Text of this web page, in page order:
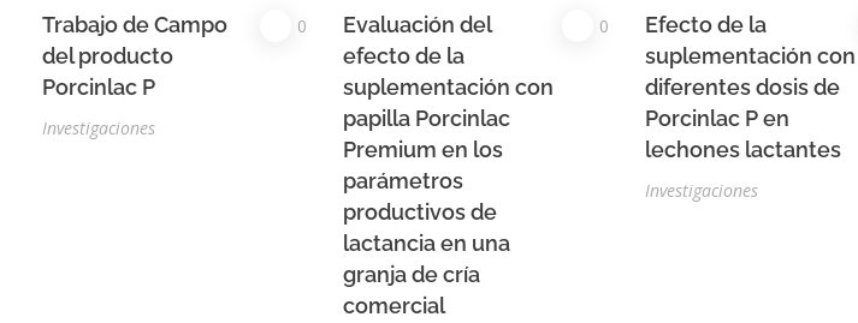
Trabajo de Campo
del producto
Porcinlac P
0
Investigaciones
Evaluación del
efecto de la
suplementación con
papilla Porcinlac
Premium en los
parámetros
productivos de
lactancia en una
granja de cría
comercial
0
Efecto de la
suplementación con
diferentes dosis de
Porcinlac P en
lechones lactantes
Investigaciones